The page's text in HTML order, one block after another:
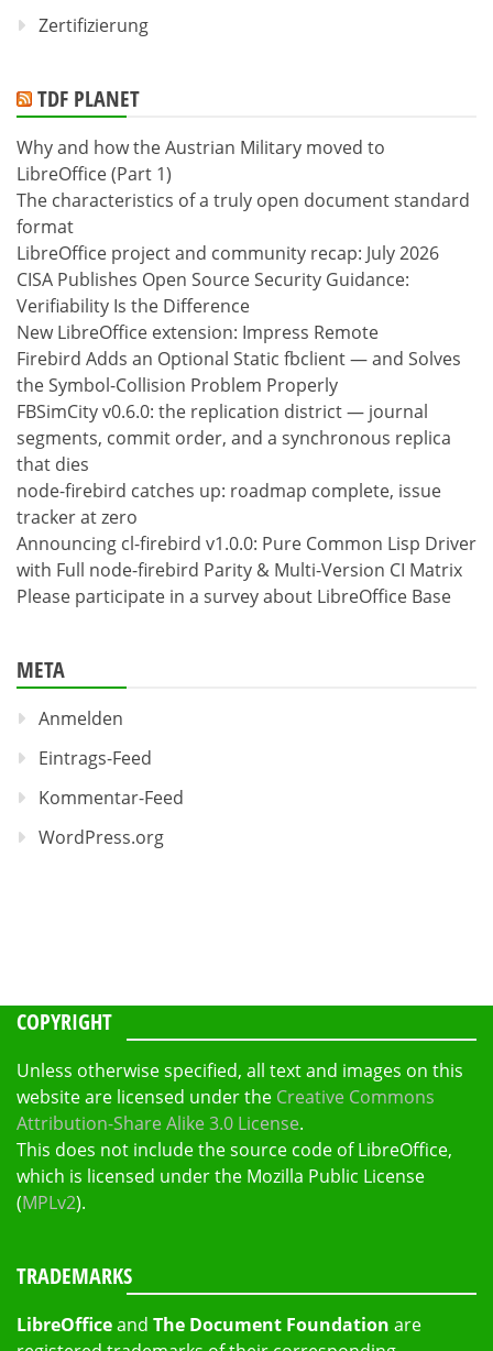
Zertifizierung
TDF PLANET
Why and how the Austrian Military moved to
LibreOffice (Part 1)
The characteristics of a truly open document standard
format
LibreOffice project and community recap: July 2026
CISA Publishes Open Source Security Guidance:
Verifiability Is the Difference
New LibreOffice extension: Impress Remote
Firebird Adds an Optional Static fbclient — and Solves
the Symbol-Collision Problem Properly
FBSimCity v0.6.0: the replication district — journal
segments, commit order, and a synchronous replica
that dies
node-firebird catches up: roadmap complete, issue
tracker at zero
Announcing cl-firebird v1.0.0: Pure Common Lisp Driver
with Full node-firebird Parity & Multi-Version CI Matrix
Please participate in a survey about LibreOffice Base
META
Anmelden
Eintrags-Feed
Kommentar-Feed
WordPress.org
COPYRIGHT
Unless otherwise specified, all text and images on this
website are licensed under the Creative Commons
Attribution-Share Alike 3.0 License.
This does not include the source code of LibreOffice,
which is licensed under the Mozilla Public License
(MPLv2).
TRADEMARKS
LibreOfficeand The Document Foundation are